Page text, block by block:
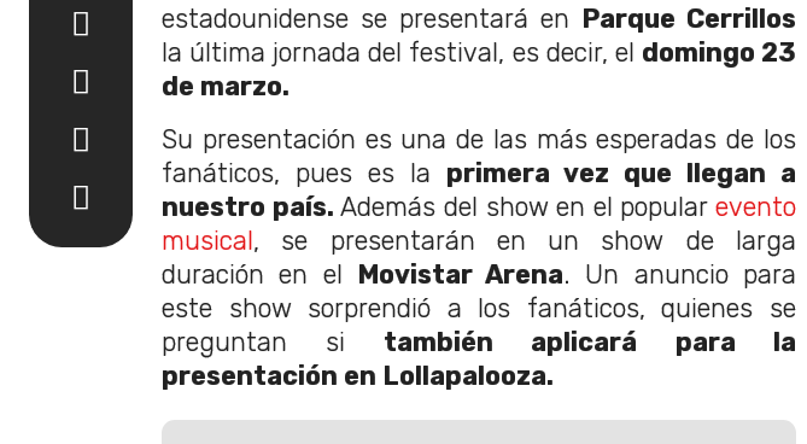
estadounidense se presentará en Parque Cerrillos
la última jornada del festival, es decir, el domingo 23
de marzo.
Su presentación es una de las más esperadas de los
fanáticos, pues es la primera vez que llegan a
nuestro país. Además del show en el popular evento
musical, se presentarán en un show de larga
duración en el Movistar Arena. Un anuncio para
este show sorprendió a los fanáticos, quienes se
preguntan si también aplicará para la
presentación en Lollapalooza.